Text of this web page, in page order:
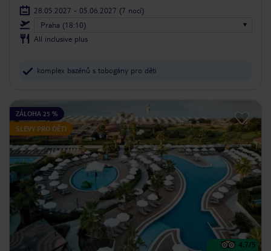
28.05.2027 - 05.06.2027 (7 nocí)
Praha (18:10)
All inclusive plus
komplex bazénů s tobogány pro děti
ZÁLOHA 25 %
SLEVY PRO DĚTI
4.7/5